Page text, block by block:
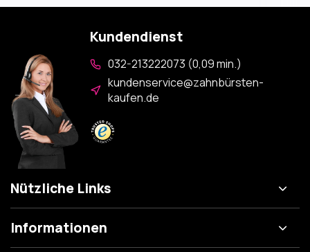
Kundendienst
032-213222073 (0,09 min.)
kundenservice@zahnbürsten-
kaufen.de
Nützliche Links
Informationen